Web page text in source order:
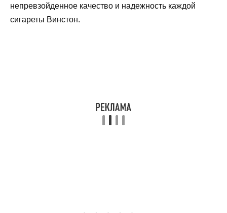
непревзойденное качество и надежность каждой
сигареты Винстон.